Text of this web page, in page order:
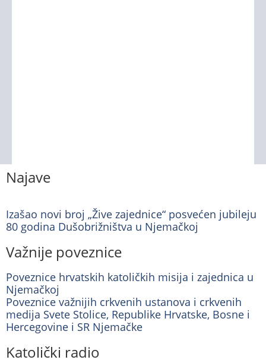
Najave
Izašao novi broj „Žive zajednice“ posvećen jubileju
80 godina Dušobrižništva u Njemačkoj
Važnije poveznice
Poveznice hrvatskih katoličkih misija i zajednica u
Njemačkoj
Poveznice važnijih crkvenih ustanova i crkvenih
medija Svete Stolice, Republike Hrvatske, Bosne i
Hercegovine i SR Njemačke
Katolički radio